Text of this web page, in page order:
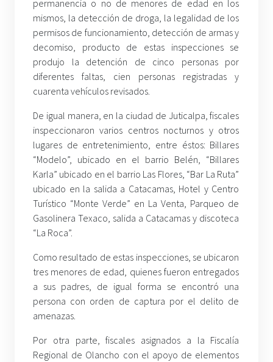
permanencia o no de menores de edad en los
mismos, la detección de droga, la legalidad de los
permisos de funcionamiento, detección de armas y
decomiso, producto de estas inspecciones se
produjo la detención de cinco personas por
diferentes faltas, cien personas registradas y
cuarenta vehículos revisados.
De igual manera, en la ciudad de Juticalpa, fiscales
inspeccionaron varios centros nocturnos y otros
lugares de entretenimiento, entre éstos: Billares
“Modelo”, ubicado en el barrio Belén, “Billares
Karla” ubicado en el barrio Las Flores, “Bar La Ruta”
ubicado en la salida a Catacamas, Hotel y Centro
Turístico “Monte Verde” en La Venta, Parqueo de
Gasolinera Texaco, salida a Catacamas y discoteca
“La Roca”.
Como resultado de estas inspecciones, se ubicaron
tres menores de edad, quienes fueron entregados
a sus padres, de igual forma se encontró una
persona con orden de captura por el delito de
amenazas.
Por otra parte, fiscales asignados a la Fiscalía
Regional de Olancho con el apoyo de elementos